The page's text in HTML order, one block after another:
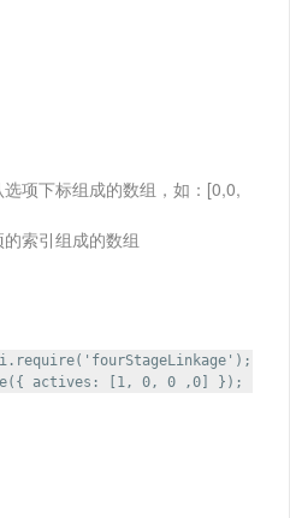
项下标组成的数组，如：[0,0,
索引组成的数组
actives: [1, 0, 0 ,0] });